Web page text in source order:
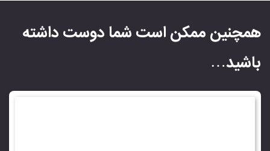
همچنین ممکن است شما دوست داشته
باشید…